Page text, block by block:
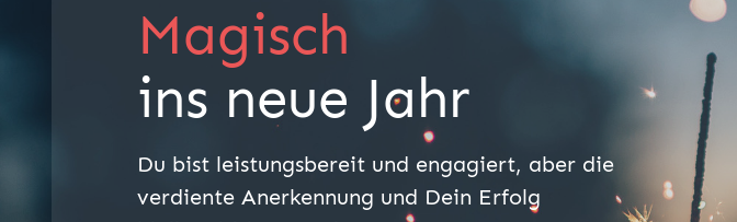
Magisch
ins neue Jahr
Du bist leistungsbereit und engagiert, aber die
verdiente Anerkennung und Dein Erfolg